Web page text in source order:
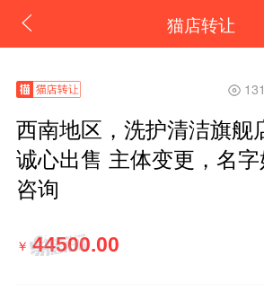
猫店转让
西南地区，洗护清洁旗舰
诚心出售 主体变更，名
咨询
￥